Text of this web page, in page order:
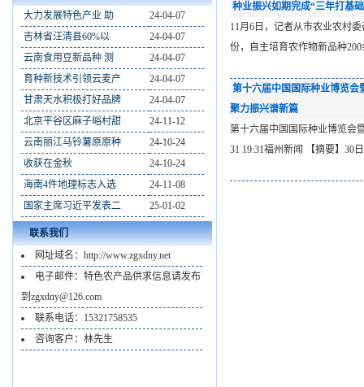
大力发展特色产业 助
24-04-07
吉林省汪清县60%以
24-04-07
云南食用豆新品种 测
24-04-07
育种新技术引领云麦产
24-04-07
甘肃天水积极打好品牌
24-04-07
北京平谷区麻子峪村甜
24-11-12
云南丽江马铃薯原原种
24-10-24
收获在金秋
24-10-24
海南4件地理标志入选
24-11-08
国家主席习近平发表二
25-01-02
联系我们
网址域名：http://www.zgxdny.net
电子邮件：特色农产品供求信息请发布
到zgxdny@126.com
联系电话：15321758535
咨询客户：林先生
种业振兴如期完成“三年打基
11月6日，记者从市农业农村
份，自主培育农作物新品种
第十六届中国国际种业博览会
聚力振兴谱新篇
第十六届中国国际种业博览会
31 19:31福州新闻 【摘要】30